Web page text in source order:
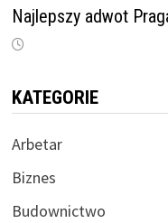
Najlepszy adwot
KATEGORIE
Arbetar
Biznes
Budownictwo